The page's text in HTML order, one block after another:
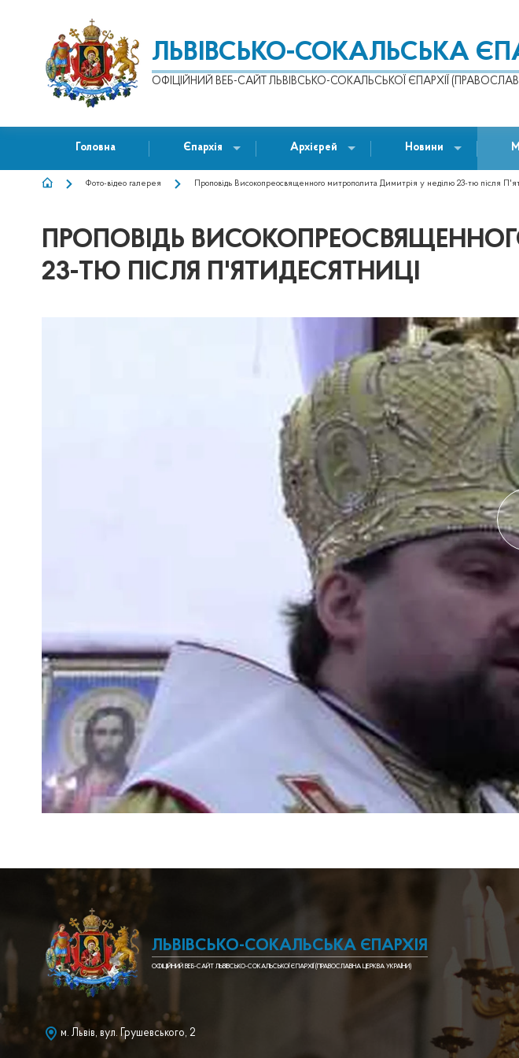
ЛЬВІВСЬКО-СОКАЛЬСЬКА
ОФІЦІЙНИЙ ВЕБ-САЙТ ЛЬВІВСЬКО-СОКАЛЬСЬКОЇ ЄПАРХІЇ
Головна Єпархія Архієрей Новини
РЯДОК
НАВІҐАЦІЇ
Фото-відео галерея Проповідь Високопреосвященного митрополита Димитрія у неділю 23-тю після
ПРОПОВІДЬ
23-ТЮ ПІСЛЯ П'ЯТИДЕСЯТНИЦІ
ЛЬВІВСЬКО-СОКАЛЬСЬКА ЄПАРХІЯ
ОФІЦІЙНИЙ ВЕБ-САЙТ ЛЬВІВСЬКО-СОКАЛЬСЬКОЇ ЄПАРХІЇ (ПРАВОСЛАВНА ЦЕРКВА УКРАЇНИ)
м. Львів, вул. Грушевського, 2